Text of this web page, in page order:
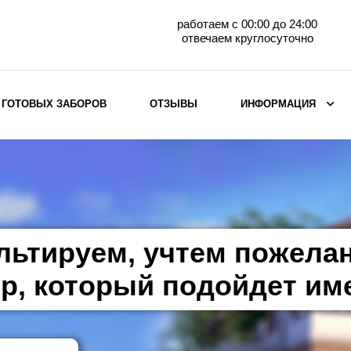
работаем с 00:00 до 24:00
отвечаем круглосуточно
горизонтального
Металлические заборы для дачи
Забор жалюзи с кирпичными столбами
Металлические заборы
Металлические ограждения
ГОТОВЫХ ЗАБОРОВ ОТЗЫВЫ ИНФОРМАЦИЯ
учтем
который подойдет